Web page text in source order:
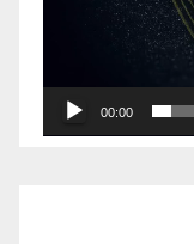
00:00